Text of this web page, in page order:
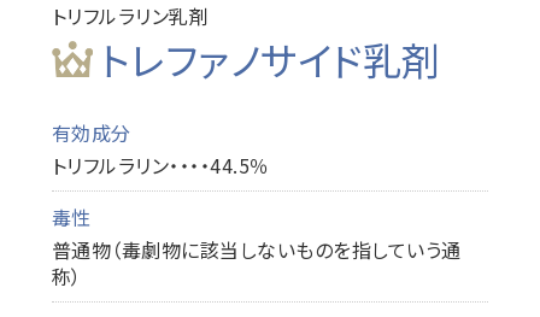
トリフルラリン乳剤
トレファノサイド乳剤
有効成分
トリフルラリン・・・・44.5％
毒性
普通物（毒劇物に該当しないものを指していう通
称）